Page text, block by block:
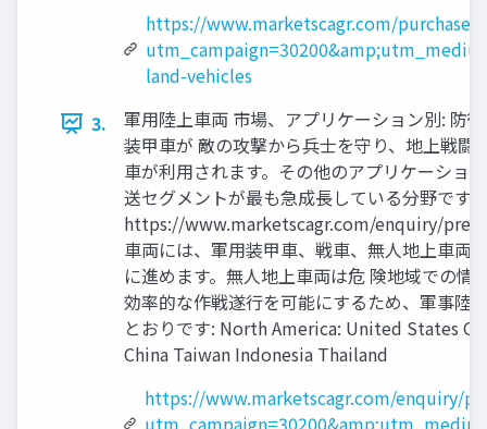
https://www.marketscagr.com/purchase/
land-vehicles
3.
軍用陸上車両 市場、アプリケーション別: 防
装甲車が 敵の攻撃から兵士を守り、地上戦
車が利用されます。その他のアプリケーショ
送セグメントが最も急成長している分野です
https://www.marketscagr.com/enquiry/pre-
車両には、軍用装甲車、戦車、無人地上車両
に進めます。無人地上車両は危 険地域での
効率的な作戦遂行を可能にするため、軍事陸
とおりです: North America: United States
China Taiwan Indonesia Thailand
https://www.marketscagr.com/enquiry/